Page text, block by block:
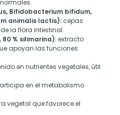
Bifidobacterium bifidum,
animalis lactis): cepas
la flora intestinal.
% silimarina):extracto
apoyan las funciones
en nutrientes vegetales, útil
en el metabolismo
vegetal que favorece el